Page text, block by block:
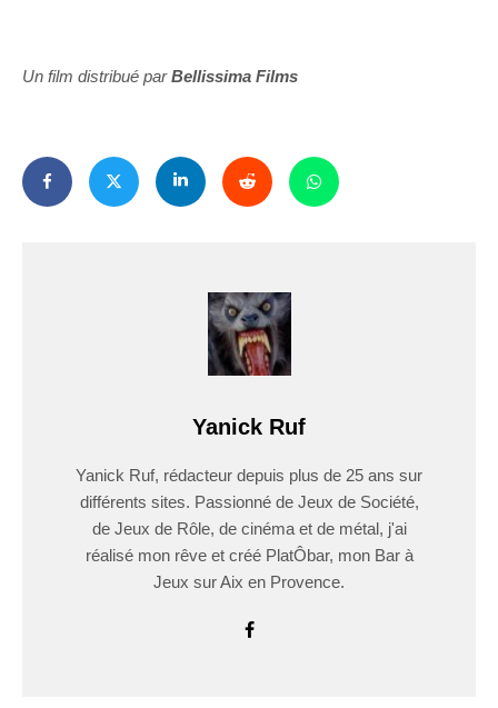
Un film distribué parBellissima Films
Yanick Ruf
Yanick Ruf, rédacteur depuis plus de 25 ans sur
différents sites. Passionné de Jeux de Société,
de Jeux de Rôle, de cinéma et de métal, j'ai
réalisé mon rêve et créé PlatÔbar, mon Bar à
Jeux sur Aix en Provence.